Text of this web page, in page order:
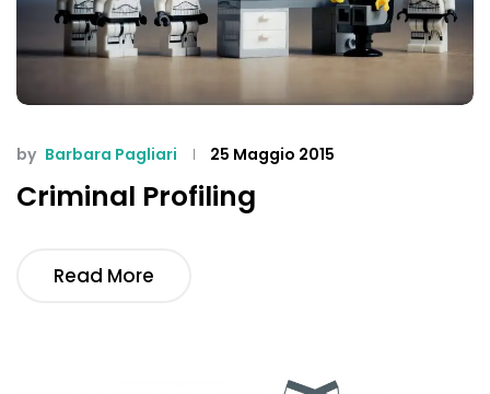
by Barbara Pagliari 25 Maggio 2015
Criminal Profiling
Read More